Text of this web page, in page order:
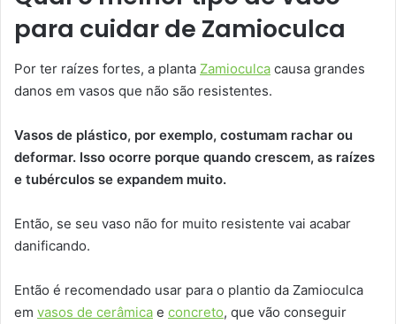
para cuidar de Zamioculca
Por ter raízes fortes, a planta Zamioculca causa grandes
danos em vasos que não são resistentes.
Vasos de plástico, por exemplo, costumam rachar ou
deformar. Isso ocorre porque quando crescem, as raízes
e tubérculos se expandem muito.
Então, se seu vaso não for muito resistente vai acabar
danificando.
Então é recomendado usar para o plantio da Zamioculca
em vasos de cerâmica e concreto, que vão conseguir